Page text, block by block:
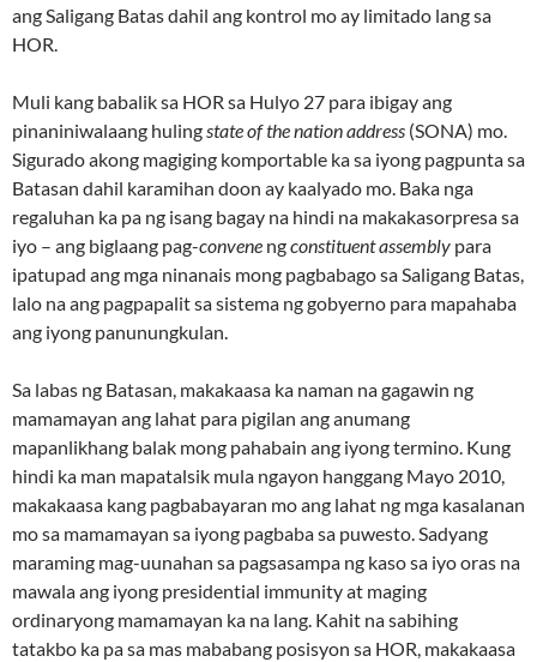
ang Saligang Batas dahil ang kontrol mo ay limitado lang sa
HOR.
Muli kang babalik sa HOR sa Hulyo 27 para ibigay ang
pinaniniwalaang hulingstate of the nation address (SONA) mo.
Sigurado akong magiging komportable ka sa iyong pagpunta sa
Batasan dahil karamihan doon ay kaalyado mo. Baka nga
regaluhan ka pa ng isang bagay na hindi na makakasorpresa sa
iyo – ang biglaang pag-convene ngconstituent assembly para
ipatupad ang mga ninanais mong pagbabago sa Saligang Batas,
lalo na ang pagpapalit sa sistema ng gobyerno para mapahaba
ang iyong panunungkulan.
Sa labas ng Batasan, makakaasa ka naman na gagawin ng
mamamayan ang lahat para pigilan ang anumang
mapanlikhang balak mong pahabain ang iyong termino. Kung
hindi ka man mapatalsik mula ngayon hanggang Mayo 2010,
makakaasa kang pagbabayaran mo ang lahat ng mga kasalanan
mo sa mamamayan sa iyong pagbaba sa puwesto. Sadyang
maraming mag-uunahan sa pagsasampa ng kaso sa iyo oras na
mawala ang iyong presidential immunity at maging
ordinaryong mamamayan ka na lang. Kahit na sabihing
tatakbo ka pa sa mas mababang posisyon sa HOR, makakaasa